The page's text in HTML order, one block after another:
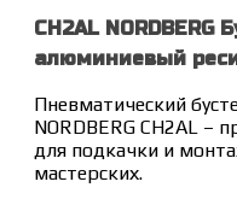
CH2AL
алюминиевый
Пневматический
NORDBERG CH2AL –
для подкачки и
мастерских.